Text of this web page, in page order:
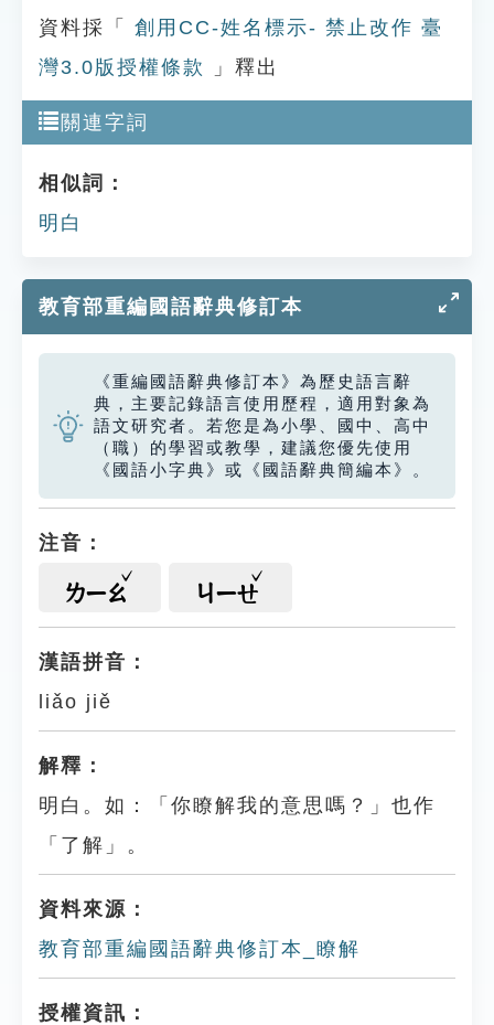
資料採「
創用CC-姓名標示- 禁止改作 臺
灣3.0版授權條款
」釋出
關連字詞
相似詞：
明白
教育部重編國語辭典修訂本
《重編國語辭典修訂本》為歷史語言辭
典，主要記錄語言使用歷程，適用對象為
語文研究者。若您是為小學、國中、高中
（職）的學習或教學，建議您優先使用
《國語小字典》或《國語辭典簡編本》。
注音：
ㄌㄧㄠ ㄐㄧㄝ
漢語拼音：
liǎo jiě
解釋：
明白。如：「你瞭解我的意思嗎？」也作
「了解」。
資料來源：
教育部重編國語辭典修訂本_瞭解
授權資訊：